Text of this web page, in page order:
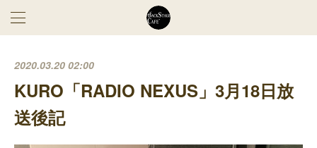
2020.03.20 02:00
KURO「RADIO NEXUS」3月18日放
送後記